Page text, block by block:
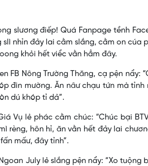
slương điếp! Quá Fanpage tềnh
slì nhỉn đảy lai cằm slắng, cằm on cúa
khỏi hết viểc vằn hẳm đây.
FB Nông Trường Thăng, cạ pện
đin mường. Ăn nâư chạu tứn mà
dú khóp tỉ dả”.
Vụ lẻ phác cằm chúc: “Chúc bại
rèng, hôn hỉ, ăn vằn hết đảy lai
mấư, đây tỉnh”.
July lẻ slắng pện nẩy: “Xo